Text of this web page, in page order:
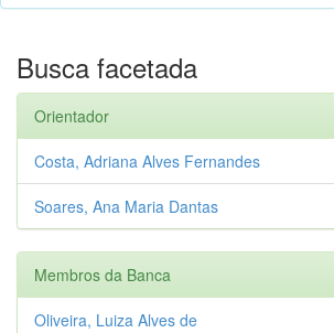
Busca facetada
Orientador
Costa, Adriana Alves Fernandes
Soares, Ana Maria Dantas
Membros da Banca
Oliveira, Luiza Alves de